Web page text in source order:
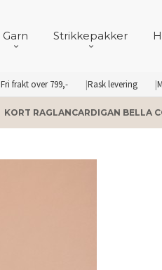
Fri frakt over 799,- Rask levering
Garn Strikkepakker
KORT RAGLANCARDIGAN BELLA